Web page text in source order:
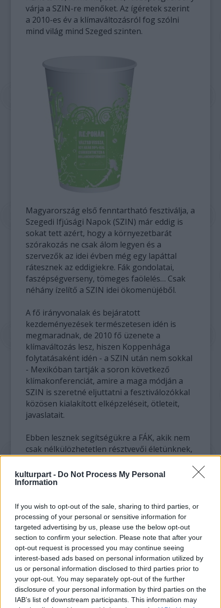
kulturpart - Do Not Process My Personal
Information
If you wish to opt-out of the sale, sharing to third parties, or
processing of your personal or sensitive information for
targeted advertising by us, please use the below opt-out
section to confirm your selection. Please note that after your
opt-out request is processed you may continue seeing
interest-based ads based on personal information utilized by
us or personal information disclosed to third parties prior to
your opt-out. You may separately opt-out of the further
disclosure of your personal information by third parties on the
IAB’s list of downstream participants. This information may
várja a SZIN-re menőket. Az ígéretek szerint
a 2010-es év a klímaváltozásról fog szólni
mind világ mind Szeged szinten.
Magyarország első fenntartható fesztiválja, a
Szegedi Ifjúsági Napok (SZIN) már eddig is
sokat tett azért, hogy a környezetbarát
szórakozás ne csak álom legyen és a
szervezők az idei évben még egy lapáttal
rátesznek az eddigiekre. Fák gondolatai,
faszépségverseny, tömeges faölelés… Csak
néhány ízelítő a SZIN idei ökomenüjéből.
A fő irányvonalak és bejáratott
kezdeményezések természetesen idén is
megmaradnak, de 2010 fő üzenete a
klímaváltozás lesz, hiszen Koppenhága
folytatásaként idén - a SZIN után nem sokkal
- Mexikóban tartják a soron következő
klímakonferenciát, amire a maga módján a
SZIN is szeretné eljuttatni a fesztiválozókkal
közösen kialakított elképzeléseit, ötleteit,
javaslatait.
Ebben lesznek segítségükre a FÁK, akik nem
csak nélkülözhetetlen résztvevői életünknek,
megérthetünk magunkkal, a természettel és
a klímával kapcsolatban is! Sőt, az igazán
juthatnak be a FÁK segítségével! Ehhez
mindössze „lájkolni” kell a Szeretem a FÁKat!
Facebook oldalt és figyelni a lehetőségeket.
És nem csak a FÁK miatt lesz idén érdemes
kilátogatni a SZIN-re. A sztárfellépők mellett
ugyanis olyan ökotudatos újításokkal
találkozhatnak a fesztiválozók, mint a
RE:kocsma, a Bringa színpad (ahol